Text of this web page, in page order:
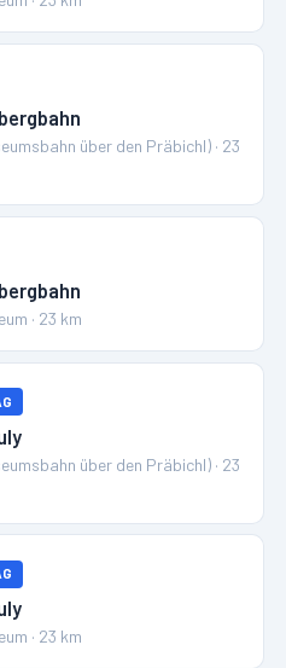
über den Präbichl) · 23
· 23 km
über den Präbichl) · 23
· 23 km